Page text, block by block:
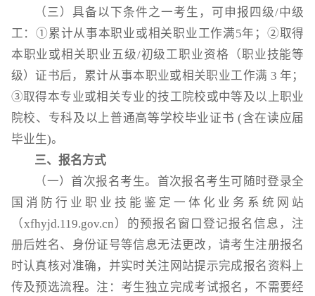
（三）具备以下条件之一考生，可申报四级/中级
工：①累计从事本职业或相关职业工作满5年；②取得
本职业或相关职业五级/初级工职业资格（职业技能等
级）证书后，累计从事本职业或相关职业工作满 3 年；
③取得本专业或相关专业的技工院校或中等及以上职业
院校、专科及以上普通高等学校毕业证书 (含在读应届
毕业生)。
三、报名方式
（一）首次报名考生。首次报名考生可随时登录全
国消防行业职业技能鉴定一体化业务系统网站
（xfhyjd.119.gov.cn）的预报名窗口登记报名信息，注
册后姓名、身份证号等信息无法更改，请考生注册报名
时认真核对准确，并实时关注网站提示完成报名资料上
传及预选流程。注：考生独立完成考试报名，不需要经